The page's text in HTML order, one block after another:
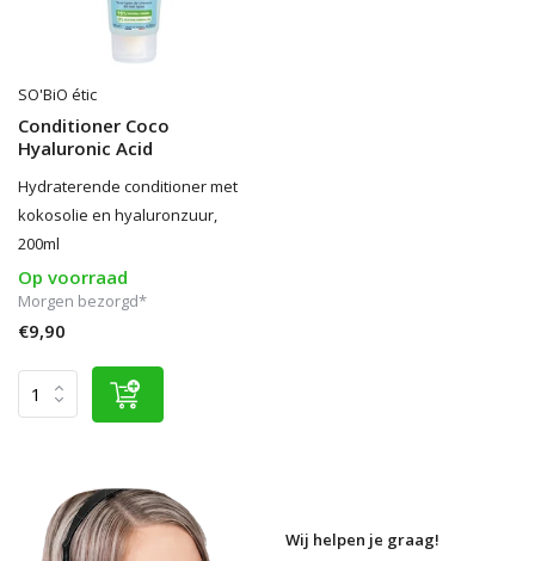
SO'BiO étic
Conditioner Coco
Hyaluronic Acid
Hydraterende conditioner met
kokosolie en hyaluronzuur,
200ml
Op voorraad
Morgen bezorgd*
€9,90
Wij helpen je graag!